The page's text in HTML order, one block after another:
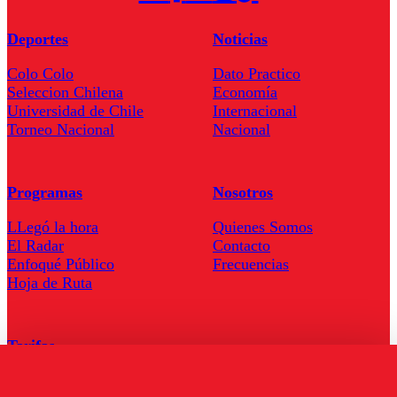
Deportes
Colo Colo
Seleccion Chilena
Universidad de Chile
Torneo Nacional
Noticias
Dato Practico
Economía
Internacional
Nacional
Programas
LLegó la hora
El Radar
Enfoqué Público
Hoja de Ruta
Nosotros
Quienes Somos
Contacto
Frecuencias
Tarifas